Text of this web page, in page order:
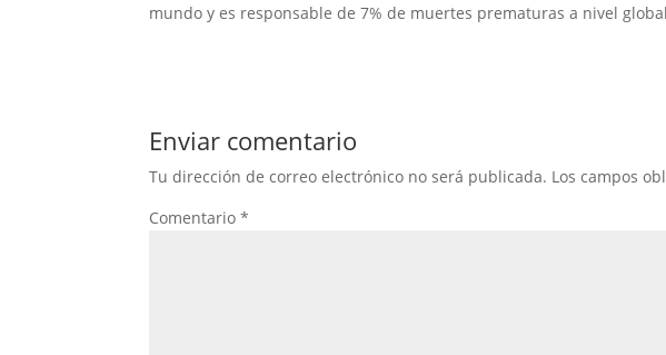
mundo y es responsable de 7% de muertes prematuras a nivel
Enviar comentario
Tu dirección de correo electrónico no será publicada. Los campos
Comentario*